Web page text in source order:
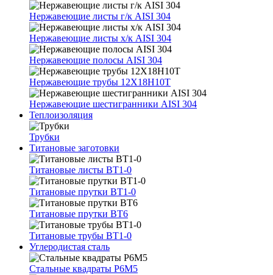
Нержавеющие листы г/к AISI 304
Нержавеющие листы х/к AISI 304
Нержавеющие полосы AISI 304
Нержавеющие трубы 12Х18Н10Т
Нержавеющие шестигранники AISI 304
Теплоизоляция
Трубки
Титановые заготовки
Титановые листы ВТ1-0
Титановые прутки ВТ1-0
Титановые прутки ВТ6
Титановые трубы ВТ1-0
Углеродистая сталь
Стальные квадраты Р6М5